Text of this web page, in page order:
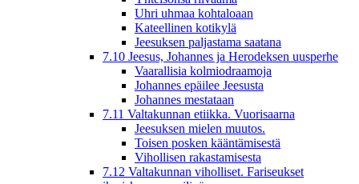
Uhri uhmaa kohtaloaan
Kateellinen kotikylä
Jeesuksen paljastama saatana
7.10 Jeesus, Johannes ja Herodeksen uusperhe
Vaarallisia kolmiodraamoja
Johannes epäilee Jeesusta
Johannes mestataan
7.11 Valtakunnan etiikka. Vuorisaarna
Jeesuksen mielen muutos.
Toisen posken kääntämisestä
Vihollisen rakastamisesta
7.12 Valtakunnan viholliset. Fariseukset